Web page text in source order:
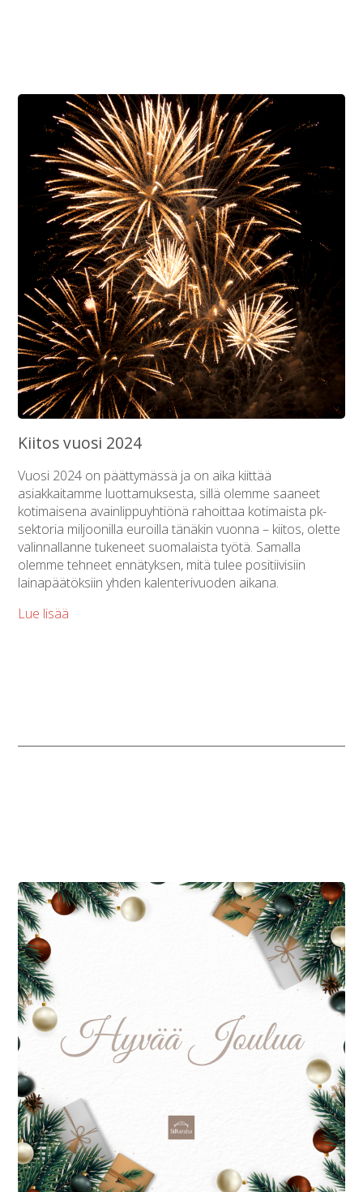
Kiitos vuosi 2024
Vuosi 2024 on päättymässä ja on aika kiittää
asiakkaitamme luottamuksesta, sillä olemme saaneet
kotimaisena avainlippuyhtiönä rahoittaa kotimaista pk-
sektoria miljoonilla euroilla tänäkin vuonna – kiitos, olette
valinnallanne tukeneet suomalaista työtä. Samalla
olemme tehneet ennätyksen, mitä tulee positiivisiin
lainapäätöksiin yhden kalenterivuoden aikana.
Lue lisää